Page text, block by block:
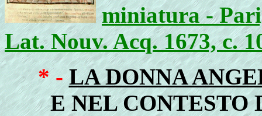
miniatura -
Lat. Nouv. Acq. 1673, c.
* -LA DONNA
E NEL